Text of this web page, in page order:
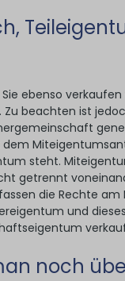
ebenso verkaufen
beachten ist
steht.
getrennt
die Rechte
und
noch